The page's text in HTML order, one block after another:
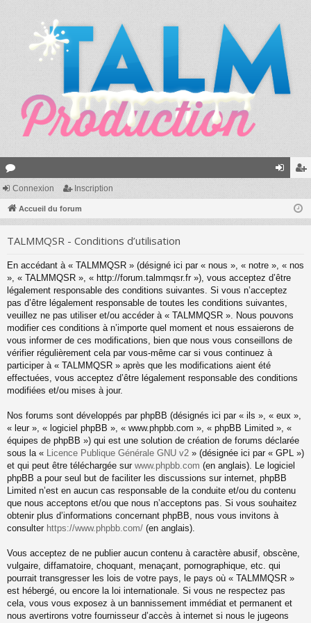
or
u cri
Connexion Inscription
Accueil du forum
TALMMQSR - Conditions d’utilisation
En accédant à « TALMMQSR » (désigné ici par « nous », « notre », « nos
», « TALMMQSR », « http://forum.talmmqsr.fr »), vous acceptez d’être
légalement responsable des conditions suivantes. Si vous n’acceptez
pas d’être légalement responsable de toutes les conditions suivantes,
veuillez ne pas utiliser et/ou accéder à « TALMMQSR ». Nous pouvons
modifier ces conditions à n’importe quel moment et nous essaierons de
vous informer de ces modifications, bien que nous vous conseillons de
vérifier régulièrement cela par vous-même car si vous continuez à
participer à « TALMMQSR » après que les modifications aient été
effectuées, vous acceptez d’être légalement responsable des conditions
modifiées et/ou mises à jour.
Nos forums sont développés par phpBB (désignés ici par « ils », « eux »,
« leur », « logiciel phpBB », « www.phpbb.com », « phpBB Limited », «
équipes de phpBB ») qui est une solution de création de forums déclarée
sous la « Licence Publique Générale GNU v2 » (désignée ici par « GPL »)
et qui peut être téléchargée sur www.phpbb.com (en anglais). Le logiciel
phpBB a pour seul but de faciliter les discussions sur internet, phpBB
Limited n’est en aucun cas responsable de la conduite et/ou du contenu
que nous acceptons et/ou que nous n’acceptons pas. Si vous souhaitez
obtenir plus d’informations concernant phpBB, nous vous invitons à
consulter https://www.phpbb.com/ (en anglais).
Vous acceptez de ne publier aucun contenu à caractère abusif, obscène,
vulgaire, diffamatoire, choquant, menaçant, pornographique, etc. qui
pourrait transgresser les lois de votre pays, le pays où « TALMMQSR »
est hébergé, ou encore la loi internationale. Si vous ne respectez pas
cela, vous vous exposez à un bannissement immédiat et permanent et
nous avertirons votre fournisseur d’accès à internet si nous le jugeons